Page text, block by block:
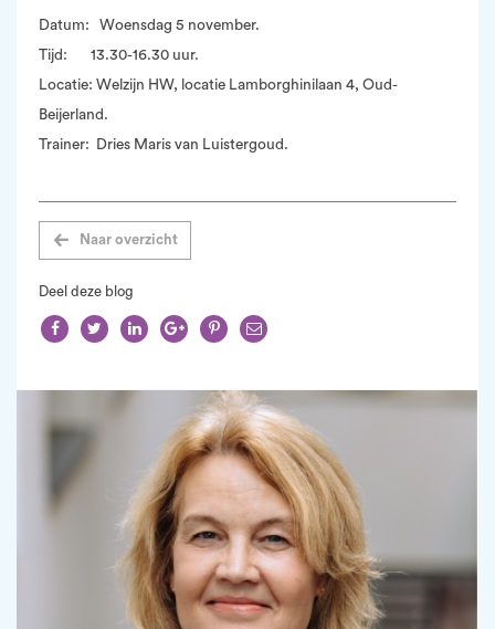
Datum: Woensdag 5 november.
Tijd: 13.30-16.30 uur.
Locatie: Welzijn HW, locatie Lamborghinilaan 4, Oud-
Beijerland.
Trainer: Dries Maris van Luistergoud.
Naar overzicht
Deel deze blog
     